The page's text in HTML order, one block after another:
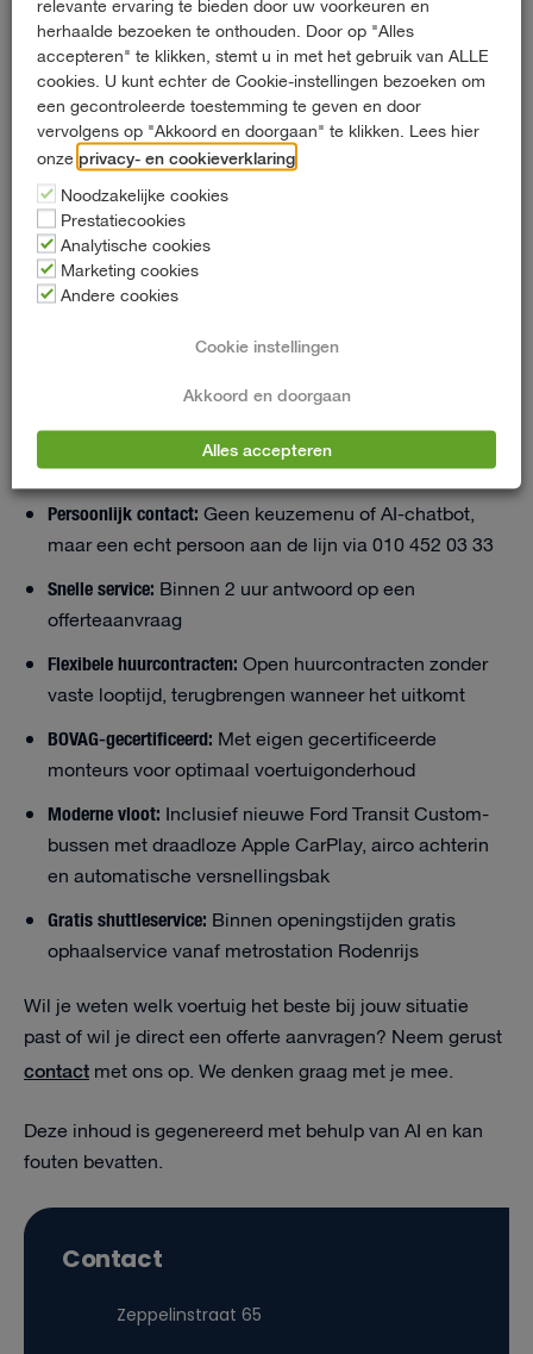
Rotterdam. Vanuit ons nieuwe pand aan de
Zeppelinstraat 65 in Berkel en Rodenrijs, direct aan de
uitbreiding van de A16, bieden wij een wagenpark van
meer dan 500 voertuigen voor zowel particulieren als
zakelijke klanten.
Dit is wat ons onderscheidt:
Breed wagenpark:Van compacte personenauto’s zoals
de Volkswagen Polo en Kia Picanto tot
, pick-ups met dubbele cabine en
Transparante prijzen:Geen 35 verschillende tarieven of
verborgen kosten, gewoon eerlijke en duidelijke
dagprijzen
Persoonlijk contact: Geen keuzemenu of AI-chatbot,
maar een echt persoon aan de lijn via 010 452 03 33
Snelle service: Binnen 2 uur antwoord op een
offerteaanvraag
Flexibele huurcontracten: Open huurcontracten zonder
vaste looptijd, terugbrengen wanneer het uitkomt
BOVAG-gecertificeerd: Met eigen gecertificeerde
monteurs voor optimaal voertuigonderhoud
Moderne vloot: Inclusief nieuwe Ford Transit Custom-
bussen met draadloze Apple CarPlay, airco achterin
en automatische versnellingsbak
Gratis shuttleservice: Binnen openingstijden gratis
ophaalservice vanaf metrostation Rodenrijs
Wil je weten welk voertuig het beste bij jouw situatie
past of wil je direct een offerte aanvragen? Neem gerust
contact met ons op. We denken graag met je mee.
Deze inhoud is gegenereerd met behulp van AI en kan
fouten bevatten.
Contact
Zeppelinstraat 65
relevante ervaring te bieden door uw voorkeuren en
herhaalde bezoeken te onthouden. Door op "Alles
accepteren" te klikken, stemt u in met het gebruik van ALLE
cookies. U kunt echter de Cookie-instellingen bezoeken om
een gecontroleerde toestemming te geven en door
vervolgens op "Akkoord en doorgaan" te klikken. Lees hier
onze privacy- en cookieverklaring
Noodzakelijke cookies
Prestatiecookies
Analytische cookies
Marketing cookies
Andere cookies
Cookie instellingen
Akkoord en doorgaan
Alles accepteren